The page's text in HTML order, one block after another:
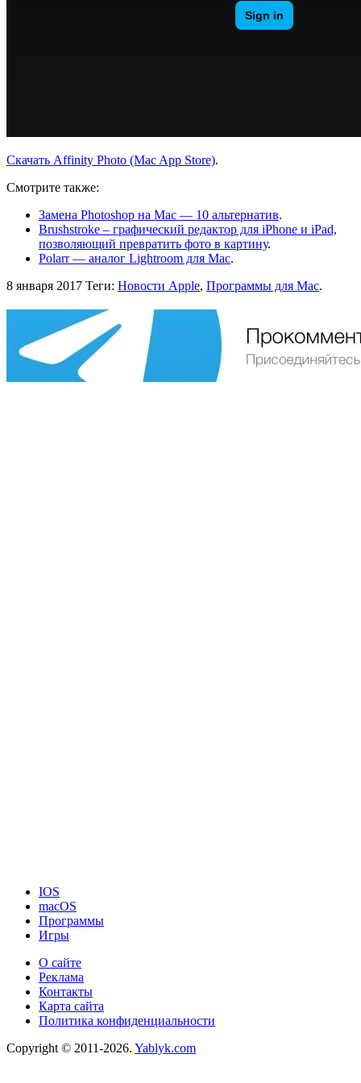
Скачать Affinity Photo (Mac App Store).
Смотрите также:
Замена Photoshop на Mac — 10 альтернатив.
Brushstroke – графический редактор для iPhone и iPad,
позволяющий превратить фото в картину.
Polarr — аналог Lightroom для Mac.
8 января 2017 Теги: Новости Apple, Программы для Mac.
IOS
macOS
Программы
Игры
О сайте
Реклама
Контакты
Карта сайта
Политика конфиденциальности
Copyright © 2011-2026. Yablyk.сom